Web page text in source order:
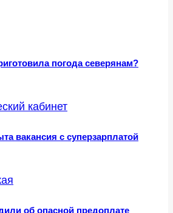
погода северянам?
вакансия с суперзарплатой
об опасной предоплате